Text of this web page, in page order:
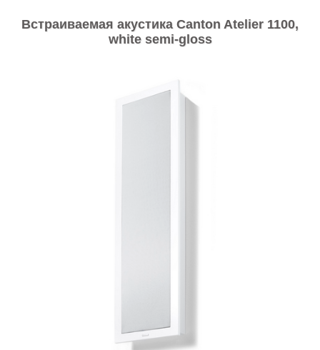
Встраиваемая акустика Canton Atelier 1100,
white semi-gloss